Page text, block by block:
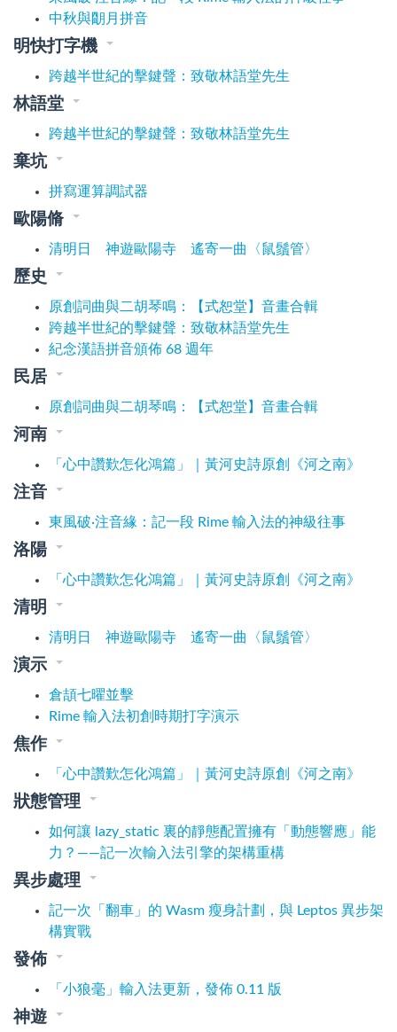
中秋與朙月拼音
明快打字機
跨越半世紀的擊鍵聲：致敬林語堂先生
林語堂
跨越半世紀的擊鍵聲：致敬林語堂先生
棄坑
拼寫運算調試器
歐陽脩
清明日 神遊歐陽寺 遙寄一曲〈鼠鬚管〉
歷史
原創詞曲與二胡琴鳴：【式恕堂】音畫合輯
跨越半世紀的擊鍵聲：致敬林語堂先生
紀念漢語拼音頒佈 68 週年
民居
原創詞曲與二胡琴鳴：【式恕堂】音畫合輯
河南
「心中讚歎怎化鴻篇」｜黃河史詩原創《河之南》
注音
東風破·注音緣：記一段 Rime 輸入法的神級往事
洛陽
「心中讚歎怎化鴻篇」｜黃河史詩原創《河之南》
清明
清明日 神遊歐陽寺 遙寄一曲〈鼠鬚管〉
演示
倉頡七曜並擊
Rime 輸入法初創時期打字演示
焦作
「心中讚歎怎化鴻篇」｜黃河史詩原創《河之南》
狀態管理
如何讓 lazy_static 裏的靜態配置擁有「動態響應」能
力？——記一次輸入法引擎的架構重構
異步處理
記一次「翻車」的 Wasm 瘦身計劃，與 Leptos 異步架
構實戰
發佈
「小狼毫」輸入法更新，發佈 0.11 版
神遊